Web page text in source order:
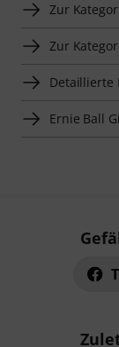
Zur
Zur
Detaillierte
Ernie Ball